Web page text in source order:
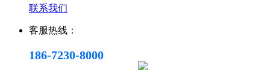
联系我们
客服热线：
186-7230-8000